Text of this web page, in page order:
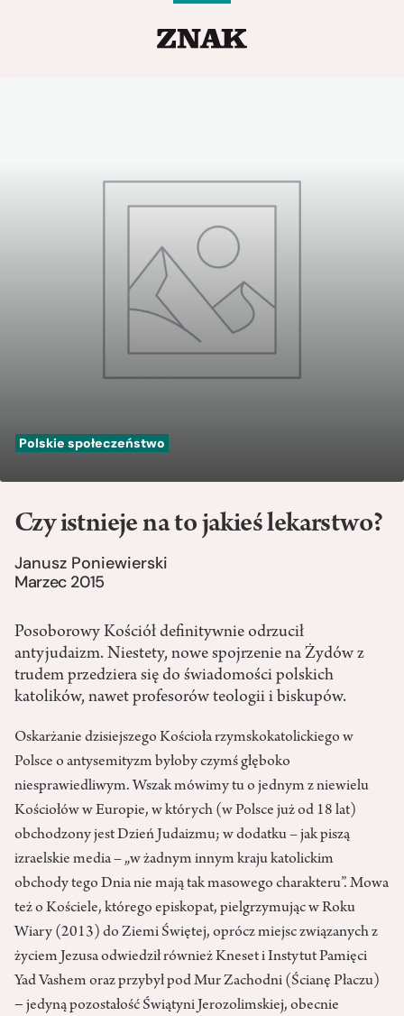
Polskie społeczeństwo
Czy istnieje na to jakieś lekarstwo?
Janusz Poniewierski
Marzec 2015
Posoborowy Kościół definitywnie odrzucił
antyjudaizm. Niestety, nowe spojrzenie na Żydów z
trudem przedziera się do świadomości polskich
katolików, nawet profesorów teologii i biskupów.
Oskarżanie dzisiejszego Kościoła rzymskokatolickiego w
Polsce o antysemityzm byłoby czymś głęboko
niesprawiedliwym. Wszak mówimy tu o jednym z niewielu
Kościołów w Europie, w których (w Polsce już od 18 lat)
obchodzony jest Dzień Judaizmu; w dodatku – jak piszą
izraelskie media – „w żadnym innym kraju katolickim
obchody tego Dnia nie mają tak masowego charakteru”. Mowa
też o Kościele, którego episkopat, pielgrzymując w Roku
Wiary (2013) do Ziemi Świętej, oprócz miejsc związanych z
życiem Jezusa odwiedził również Kneset i Instytut Pamięci
Yad Vashem oraz przybył pod Mur Zachodni (Ścianę Płaczu)
− jedyną pozostałość Świątyni Jerozolimskiej, obecnie